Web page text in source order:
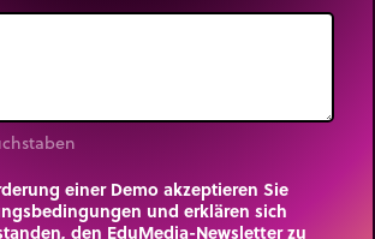
einer Demo akzeptieren Sie
und erklären sich
den EduMedia-Newsletter zu